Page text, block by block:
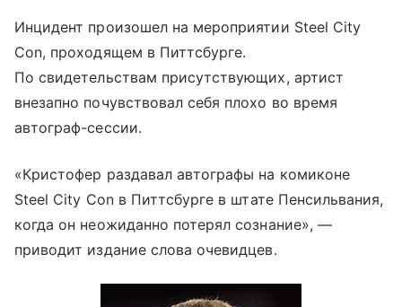
Инцидент произошел на мероприятии Steel City
Con, проходящем в Питтсбурге.
По свидетельствам присутствующих, артист
внезапно почувствовал себя плохо во время
автограф-сессии.
«Кристофер раздавал автографы на комиконе
Steel City Con в Питтсбурге в штате Пенсильвания,
когда он неожиданно потерял сознание», —
приводит издание слова очевидцев.